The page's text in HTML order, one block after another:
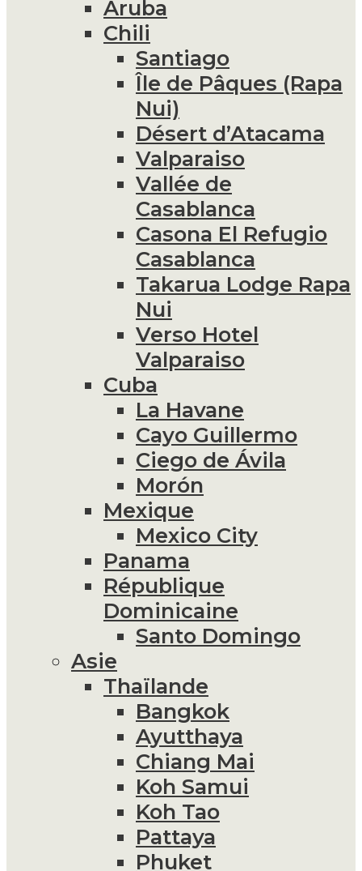
Aruba
Chili
Santiago
Île de Pâques (Rapa
Nui)
Désert d’Atacama
Valparaiso
Vallée de
Casablanca
Casona El Refugio
Casablanca
Takarua Lodge Rapa
Nui
Verso Hotel
Valparaiso
Cuba
La Havane
Cayo Guillermo
Ciego de Ávila
Morón
Mexique
Mexico City
Panama
République
Dominicaine
Santo Domingo
Asie
Thaïlande
Bangkok
Ayutthaya
Chiang Mai
Koh Samui
Koh Tao
Pattaya
Phuket